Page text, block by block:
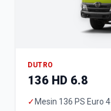
DUTRO
136 HD 6.8
✓ Mesin 136 PS Euro 4